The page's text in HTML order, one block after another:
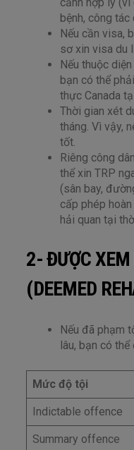
bệnh, công tác
Nếu cần visa,
sơ xin visa du
Nếu thuộc
bạn có thể
thực Canada
Thời gian xét
tháng. Vì vậy,
tốt.
Riêng công
thể xin TRP
(sân bay,
cấp phép
hải quan tại
2- ĐƯỢC XEM
(DEEMED
Nếu đã phạm
lâu, bạn có
Mức độ tội
Indictable offence
Summary offence